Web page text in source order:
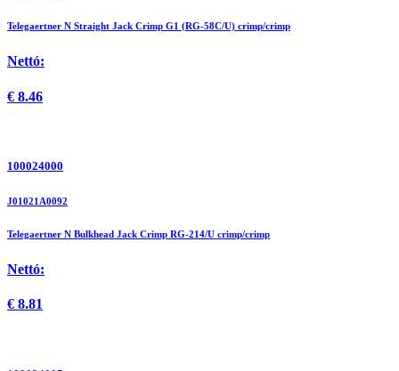
Telegaertner N Straight Jack Crimp G1 (RG-58C/U) crimp/crimp
Nettó:
€ 8.46
100024000
J01021A0092
Telegaertner N Bulkhead Jack Crimp RG-214/U crimp/crimp
Nettó:
€ 8.81